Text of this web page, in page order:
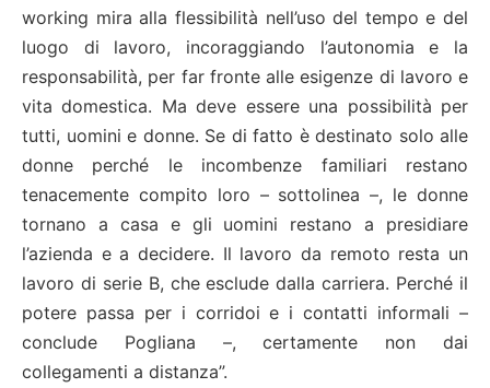
working mira alla flessibilità nell’uso del tempo e del
luogo di lavoro, incoraggiando l’autonomia e la
responsabilità, per far fronte alle esigenze di lavoro e
vita domestica. Ma deve essere una possibilità per
tutti, uomini e donne. Se di fatto è destinato solo alle
donne perché le incombenze familiari restano
tenacemente compito loro – sottolinea –, le donne
tornano a casa e gli uomini restano a presidiare
l’azienda e a decidere. Il lavoro da remoto resta un
lavoro di serie B, che esclude dalla carriera. Perché il
potere passa per i corridoi e i contatti informali –
conclude Pogliana –, certamente non dai
collegamenti a distanza”.